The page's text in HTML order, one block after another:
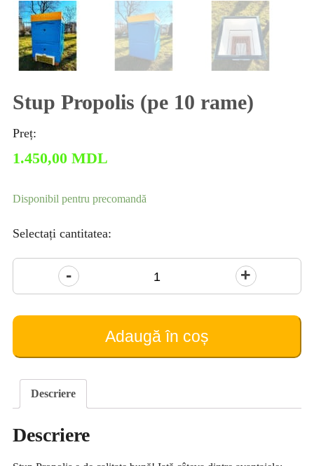
Stup Propolis (pe 10 rame)
Preț:
1.450,00 MDL
Disponibil pentru precomandă
Selectați cantitatea:
Cantitate
Stup
Propolis
rame)
Adaugă în coș
Descriere
Descriere